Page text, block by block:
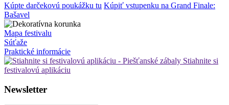
Kúpte darčekovú poukážku tu Kúpiť vstupenku na Grand Finale:
Bašavel
Mapa festivalu
Súťaže
Praktické informácie
Stiahnite si
festivalovú aplikáciu
Newsletter